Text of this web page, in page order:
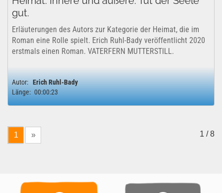
gut.
Erläuterungen des Autors zur Kategorie der Heimat, die im
Roman eine Rolle spielt. Erich Ruhl-Bady veröffentlicht 2020
erstmals einen Roman. VATERFERN MUTTERSTILL.
Autor: Erich Ruhl-Bady
Länge: 00:00:23
1 » 1 / 8